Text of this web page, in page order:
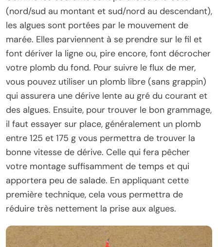
(nord/sud au montant et sud/nord au descendant),
les algues sont portées par le mouvement de
marée. Elles parviennent à se prendre sur le fil et
font dériver la ligne ou, pire encore, font décrocher
votre plomb du fond. Pour suivre le flux de mer,
vous pouvez utiliser un plomb libre (sans grappin)
qui assurera une dérive lente au gré du courant et
des algues. Ensuite, pour trouver le bon grammage,
il faut essayer sur place, généralement un plomb
entre 125 et 175 g vous permettra de trouver la
bonne vitesse de dérive. Celle qui fera pêcher
votre montage suffisamment de temps et qui
apportera peu de salade. En appliquant cette
première technique, cela vous permettra de
réduire très nettement la prise aux algues.